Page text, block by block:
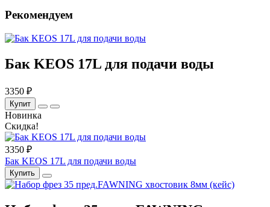
Рекомендуем
Бак KEOS 17L для подачи воды
3350 ₽
Купит
Новинка
Скидка!
3350 ₽
Бак KEOS 17L для подачи воды
Купить